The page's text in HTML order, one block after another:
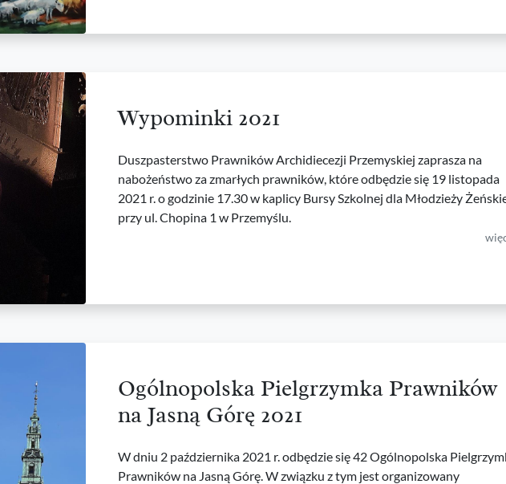
Wypominki 2021
Duszpasterstwo Prawników Archidiecezji Przemyskiej zaprasza na
nabożeństwo za zmarłych prawników, które odbędzie się 19 listopada
2021 r. o godzinie 17.30 w kaplicy Bursy Szkolnej dla Młodzieży
przy ul. Chopina 1 w Przemyślu.
Ogólnopolska Pielgrzymka Prawników
na Jasną Górę 2021
W dniu 2 października 2021 r. odbędzie się 42 Ogólnopolska
Prawników na Jasną Górę. W związku z tym jest organizowany